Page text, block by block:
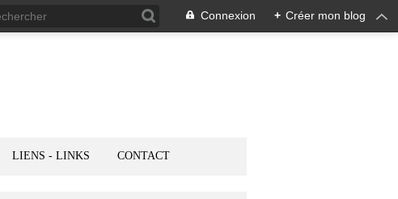
Connexion + Créer mon blog
LIENS - LINKS CONTACT